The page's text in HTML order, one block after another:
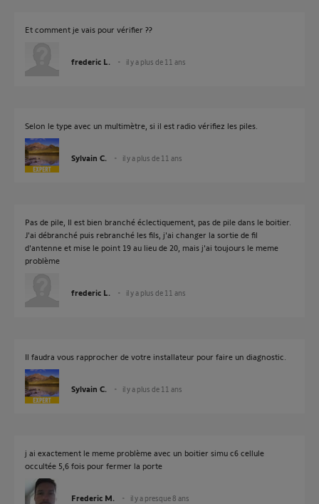
Et comment je vais pour vérifier ??
frederic L. il y a plus de 11 ans
Selon le type avec un multimètre, si il est radio vérifiez les piles.
Sylvain C. il y a plus de 11 ans
Pas de pile, Il est bien branché éclectiquement, pas de pile dans le boitier.
J'ai débranché puis rebranché les fils, j'ai changer la sortie de fil
d'antenne et mise le point 19 au lieu de 20, mais j'ai toujours le meme
problème
frederic L. il y a plus de 11 ans
Il faudra vous rapprocher de votre installateur pour faire un diagnostic.
Sylvain C. il y a plus de 11 ans
j ai exactement le meme problème avec un boitier simu c6 cellule
occultée 5,6 fois pour fermer la porte
Frederic M. il y a presque 8 ans